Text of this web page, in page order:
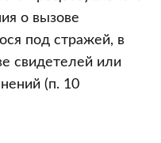
о вызове
под стражей, в
свидетелей или
(п. 10